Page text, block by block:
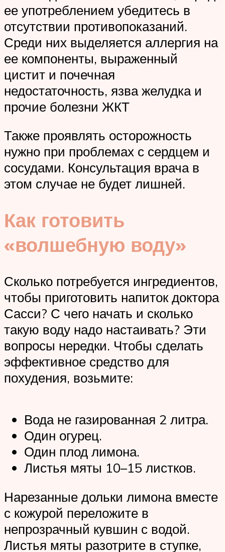
ее употреблением убедитесь в
отсутствии противопоказаний.
Среди них выделяется аллергия на
ее компоненты, выраженный
цистит и почечная
недостаточность, язва желудка и
прочие болезни ЖКТ
Также проявлять осторожность
нужно при проблемах с сердцем и
сосудами. Консультация врача в
этом случае не будет лишней.
Как готовить
«волшебную воду»
Сколько потребуется ингредиентов,
чтобы приготовить напиток доктора
Сасси? С чего начать и сколько
такую воду надо настаивать? Эти
вопросы нередки. Чтобы сделать
эффективное средство для
похудения, возьмите:
Вода не газированная 2 литра.
Один огурец.
Один плод лимона.
Листья мяты 10–15 листков.
Нарезанные дольки лимона вместе
с кожурой переложите в
непрозрачный кувшин с водой.
Листья мяты разотрите в ступке,